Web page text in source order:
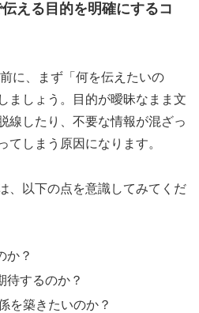
える目的を明確にするコ
に、まず「何を伝えたいの
ましょう。目的が曖昧なまま文
線したり、不要な情報が混ざっ
てしまう原因になります。
、以下の点を意識してみてくだ
か？
待するのか？
を築きたいのか？